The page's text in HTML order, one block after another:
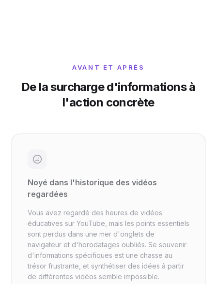
AVANT ET APRÈS
De la surcharge d'informations à
l'action concrète
Noyé dans l'historique des vidéos
regardées
Vous avez regardé des heures de vidéos
éducatives sur YouTube, mais les points essentiels
sont perdus dans une mer d'onglets de
navigateur et d'horodatages oubliés. Se souvenir
d'informations spécifiques est une chasse au
trésor frustrante, et synthétiser des idées à partir
de différentes vidéos semble impossible.